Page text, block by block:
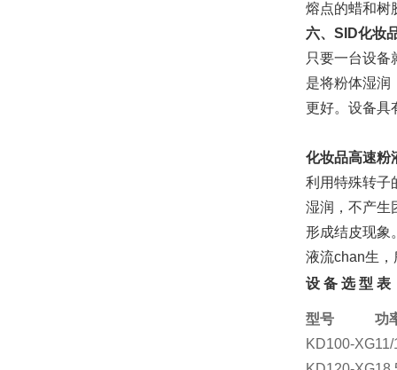
熔点的蜡和树
六、SID化妆
只要一台设
是将粉体湿润
更好。设备具
化妆品高速粉
利用特殊转子
湿润，不产生
形成结皮现象
液流chan生
设 备 选 型 表
型号
功
KD100-XG11/